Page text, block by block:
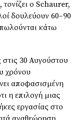
τονίζει ο Schaurer,
δουλεύουν 60–90
κάτω
30 Αυγούστου
χρόνου
αποφασισμένη
η επιλογή μιας
εργασίας στο